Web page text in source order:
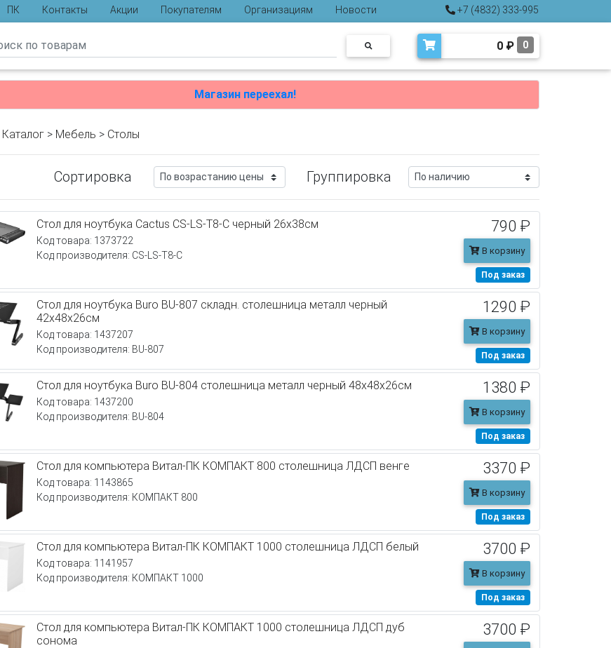
ПК Контакты Акции Покупателям Организациям
Новости
+7 (4832) 333-995
0 ₽ 0
Магазин переехал!
Каталог > Мебель > Столы
Сортировка Группировка
Стол для ноутбука Cactus CS-LS-T8-C черный 26x38см
Код товара: 1373722
Код производителя: CS-LS-T8-C
790 ₽
В корзину
Под заказ
Стол для ноутбука Buro BU-807 складн. столешница металл черный
42x48x26см
Код товара: 1437207
Код производителя: BU-807
1290 ₽
В корзину
Под заказ
Стол для ноутбука Buro BU-804 столешница металл черный 48x48x26см
Код товара: 1437200
Код производителя: BU-804
1380 ₽
В корзину
Под заказ
Стол для компьютера Витал-ПК КОМПАКТ 800 столешница ЛДСП венге
Код товара: 1143865
Код производителя: КОМПАКТ 800
3370 ₽
В корзину
Под заказ
Стол для компьютера Витал-ПК КОМПАКТ 1000 столешница ЛДСП белый
Код товара: 1141957
Код производителя: КОМПАКТ 1000
3700 ₽
В корзину
Под заказ
Стол для компьютера Витал-ПК КОМПАКТ 1000 столешница ЛДСП дуб
сонома
3700 ₽